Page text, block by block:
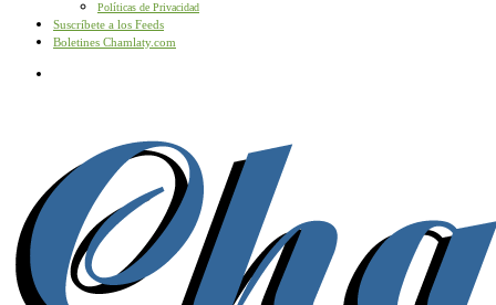
Políticas de Privacidad
Suscríbete a los Feeds
Boletines Chamlaty.com